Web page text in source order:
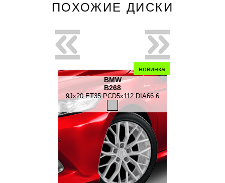
ПОХОЖИЕ ДИСКИ
новинка
BMW
B268
9Jx20 ET35 PCD5x112 DIA66.6